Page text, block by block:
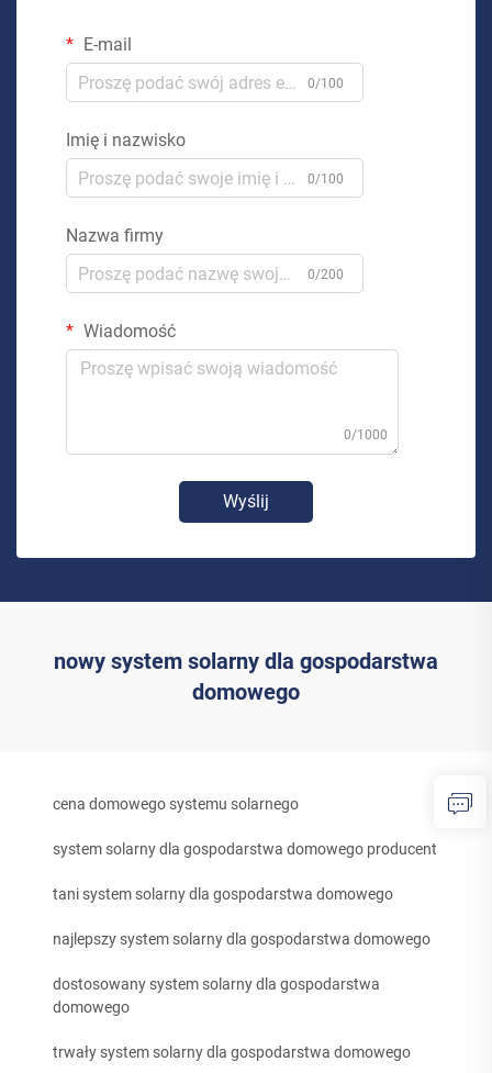
E-mail
0/100
Imię i nazwisko
0/100
Nazwa firmy
0/200
Wiadomość
0/1000
Wyślij
nowy system solarny dla gospodarstwa
domowego
cena domowego systemu solarnego
system solarny dla gospodarstwa domowego producent
tani system solarny dla gospodarstwa domowego
najlepszy system solarny dla gospodarstwa domowego
dostosowany system solarny dla gospodarstwa
domowego
trwały system solarny dla gospodarstwa domowego